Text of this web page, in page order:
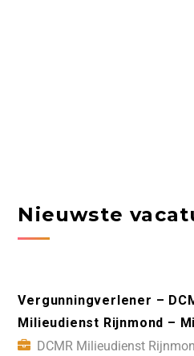
Nieuwste
Vergunningverlener –
Milieudienst Rijnmond –
DCMR Milieudienst